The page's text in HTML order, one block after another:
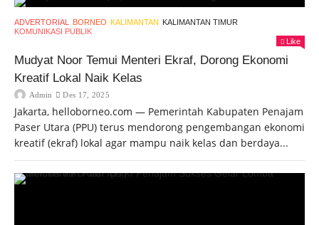
ADVERTORIAL BORNEO KALIMANTAN KALIMANTAN TIMUR
KOMUNIKASI PUBLIK
Like
Mudyat Noor Temui Menteri Ekraf, Dorong Ekonomi
Kreatif Lokal Naik Kelas
Admin Des 17, 2025
Jakarta, helloborneo.com — Pemerintah Kabupaten Penajam
Paser Utara (PPU) terus mendorong pengembangan ekonomi
kreatif (ekraf) lokal agar mampu naik kelas dan berdaya...